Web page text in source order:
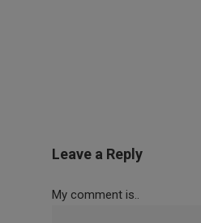
Leave a Reply
My comment is..